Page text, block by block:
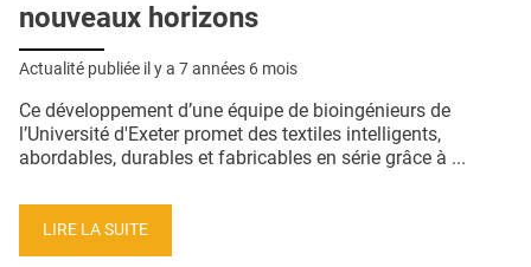
nouveaux horizons
Actualité publiée il y a 7 années 6 mois
Ce développement d’une équipe de bioingénieurs de
l’Université d'Exeter promet des textiles intelligents,
abordables, durables et fabricables en série grâce à ...
LIRE LA SUITE